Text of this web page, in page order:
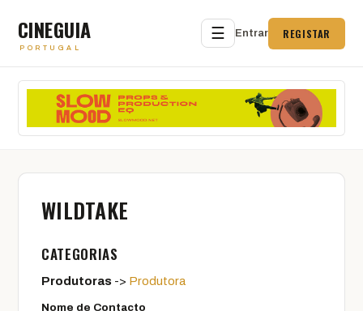
CINEGUIA
PORTUGAL
☰ Entrar REGISTAR
WILDTAKE
CATEGORIAS
Produtoras -> Produtora
Nome de Contacto